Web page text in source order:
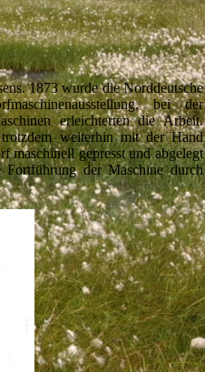
1873 wurde die Norddeutsche
bei der
erleichterten die Arbeit.
weiterhin mit der Hand
maschinell gepresst und abgelegt
der Maschine durch